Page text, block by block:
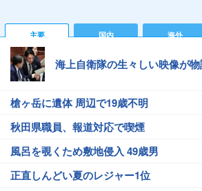
主要 国内 海外
海上自衛隊の生々しい映像が
槍ヶ岳に遺体 周辺で19歳不明
秋田県職員、報道対応で喫煙
風呂を覗くため敷地侵入 49歳男
正直しんどい夏のレジャー1位